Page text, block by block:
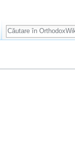
Căutare